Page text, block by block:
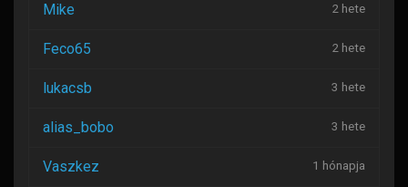
Mike 2 hete
Feco65 2 hete
lukacsb 3 hete
alias_bobo 3 hete
Vaszkez 1 hónapja